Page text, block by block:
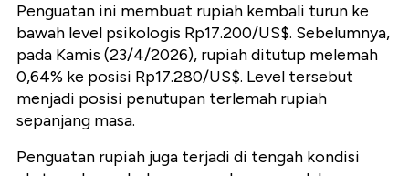
Penguatan ini membuat rupiah kembali turun ke
bawah level psikologis Rp17.200/US$. Sebelumnya,
pada Kamis (23/4/2026), rupiah ditutup melemah
0,64% ke posisi Rp17.280/US$. Level tersebut
menjadi posisi penutupan terlemah rupiah
sepanjang masa.
Penguatan rupiah juga terjadi di tengah kondisi